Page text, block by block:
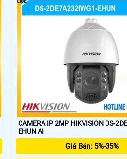
toàn khu vực giám sát.
CAMERA IP 2MP HIKVISION DS-
EHUN AI
Giá Bán: 5%-35%